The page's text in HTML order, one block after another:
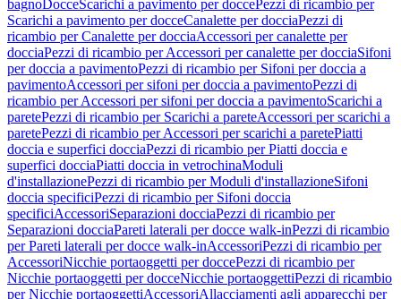
bagnoDocceScarichi a pavimento per doccePezzi di ricambio per
Scarichi a pavimento per docceCanalette per docciaPezzi di
ricambio per Canalette per docciaAccessori per canalette per
docciaPezzi di ricambio per Accessori per canalette per docciaSifoni
per doccia a pavimentoPezzi di ricambio per Sifoni per doccia a
pavimentoAccessori per sifoni per doccia a pavimentoPezzi di
ricambio per Accessori per sifoni per doccia a pavimentoScarichi a
paretePezzi di ricambio per Scarichi a pareteAccessori per scarichi a
paretePezzi di ricambio per Accessori per scarichi a paretePiatti
doccia e superfici docciaPezzi di ricambio per Piatti doccia e
superfici docciaPiatti doccia in vetrochinaModuli
d'installazionePezzi di ricambio per Moduli d'installazioneSifoni
doccia specificiPezzi di ricambio per Sifoni doccia
specificiAccessoriSeparazioni docciaPezzi di ricambio per
Separazioni docciaPareti laterali per docce walk-inPezzi di ricambio
per Pareti laterali per docce walk-inAccessoriPezzi di ricambio per
AccessoriNicchie portaoggetti per doccePezzi di ricambio per
Nicchie portaoggetti per docceNicchie portaoggettiPezzi di ricambio
per Nicchie portaoggettiAccessoriAllacciamenti agli apparecchi per